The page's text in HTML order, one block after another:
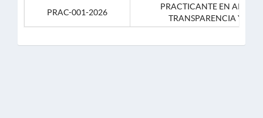
PRAC-001-2026
PRACTICANTE EN APOYO
TRANSPARENCIA Y